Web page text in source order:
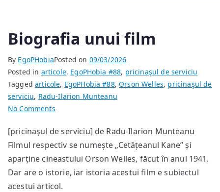
Biografia unui film
By EgoPHobiaPosted on 09/03/2026
Posted in articole, EgoPHobia #88, pricinaşul de serviciu
Taggedarticole, EgoPHobia #88,Orson Welles, pricinaşul de
serviciu, Radu-Ilarion Munteanu
No Commentson
unui
film
[pricinaşul de serviciu] de Radu-Ilarion Munteanu
Filmul respectiv se numește „Cetățeanul Kane” și
aparține cineastului Orson Welles, făcut în anul 1941.
Dar are o istorie, iar istoria acestui film e subiectul
acestui articol.